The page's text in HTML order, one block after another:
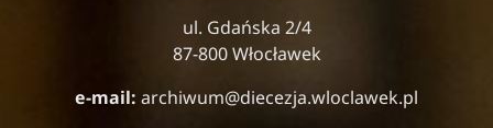
ul. Gdańska 2/4
87-800 Włocławek
e-mail: archiwum@diecezja.wloclawek.pl